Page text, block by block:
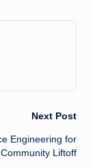
Next Post
Engineering for
Community Liftoff